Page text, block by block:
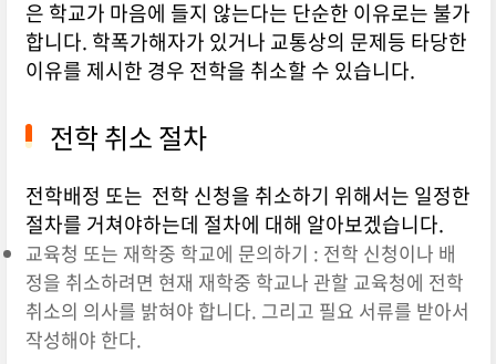
은 학교가 마음에 들지 않는다는 단순한 이유로는 불가
합니다. 학폭가해자가 있거나 교통상의 문제등 타당한
이유를 제시한 경우 전학을 취소할 수 있습니다.
전학 취소 절차
전학배정 또는 전학 신청을 취소하기 위해서는 일정한
절차를 거쳐야하는데 절차에 대해 알아보겠습니다.
교육청 또는 재학중 학교에 문의하기 : 전학 신청이나 배
정을 취소하려면 현재 재학중 학교나 관할 교육청에 전학
취소의 의사를 밝혀야 합니다. 그리고 필요 서류를 받아서
작성해야 한다.